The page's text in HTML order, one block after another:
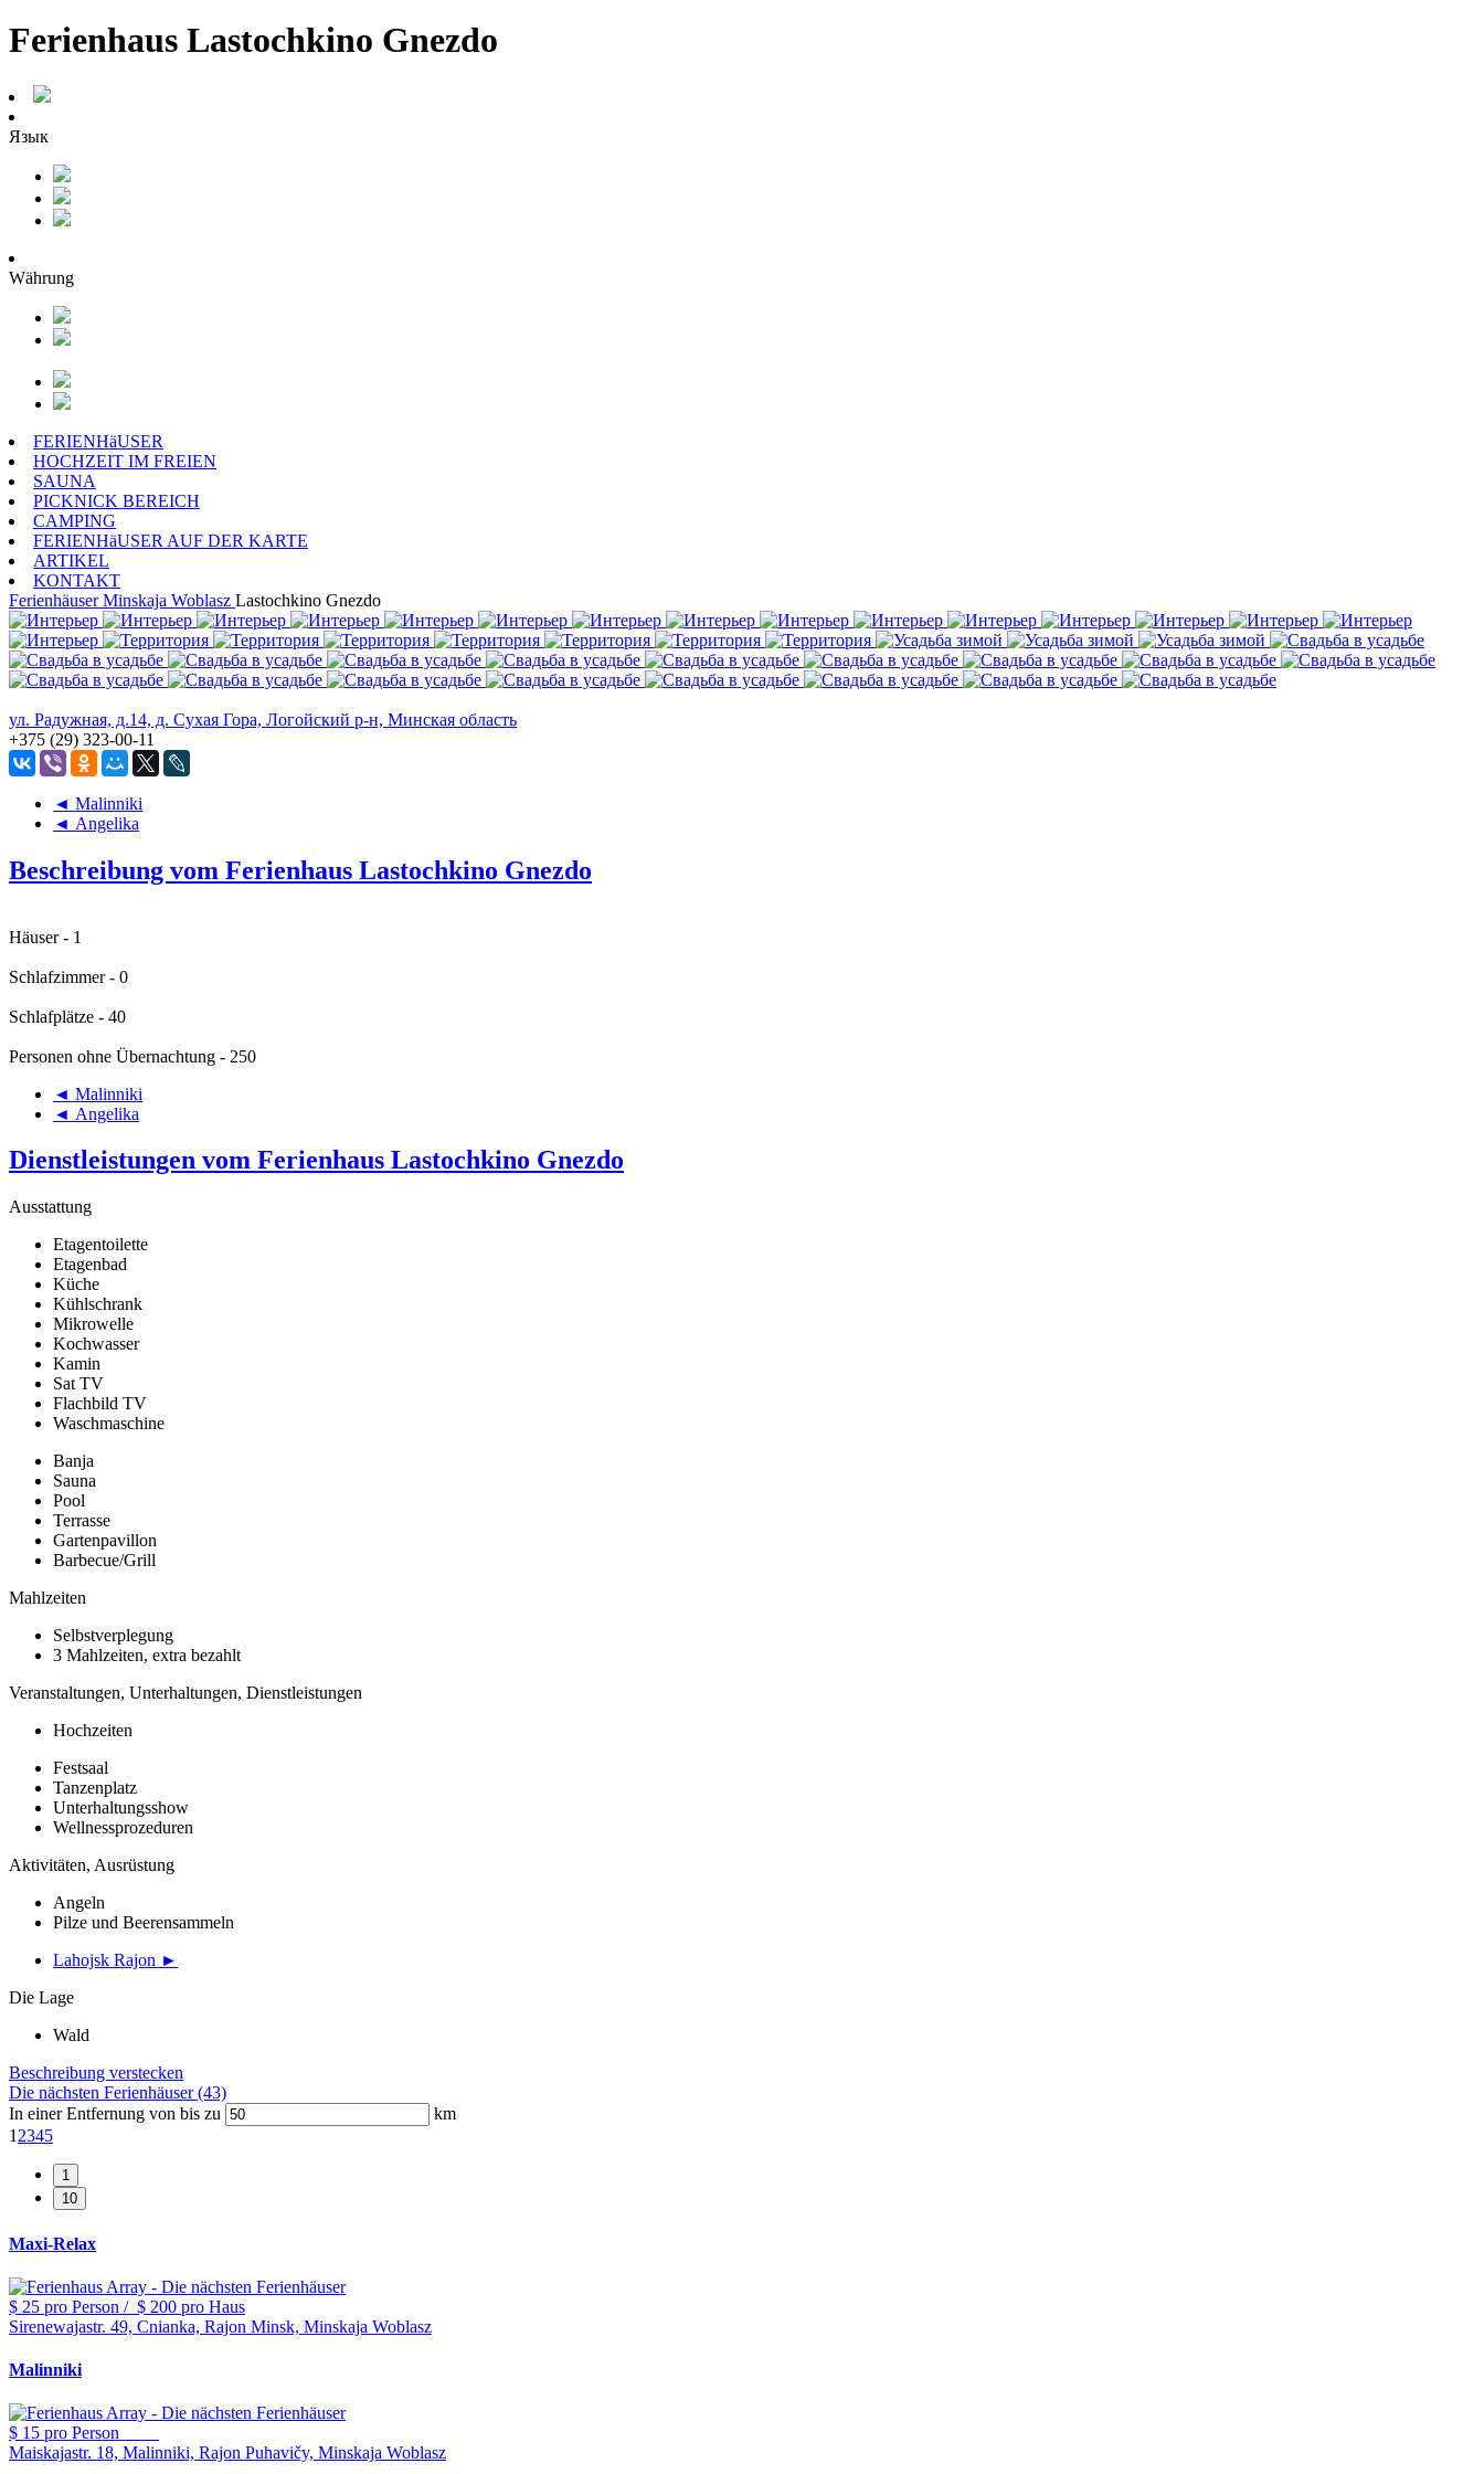
Ferienhaus Lastochkino Gnezdo
Язык
Währung
FERIENHäUSER
HOCHZEIT IM FREIEN
SAUNA
PICKNICK BEREICH
CAMPING
FERIENHäUSER AUF DER KARTE
ARTIKEL
KONTAKT
Ferienhäuser Minskaja Woblasz Lastochkino Gnezdo
ул. Радужная, д.14, д. Сухая Гора, Логойский р-н, Минская область
+375 (29) 323-00-11
◄ Malinniki
◄ Angelika
Beschreibung vom Ferienhaus Lastochkino Gnezdo
Häuser - 1
Schlafzimmer - 0
Schlafplätze - 40
Personen ohne Übernachtung - 250
◄ Malinniki
◄ Angelika
Dienstleistungen vom Ferienhaus Lastochkino Gnezdo
Ausstattung
Etagentoilette
Etagenbad
Küche
Kühlschrank
Mikrowelle
Kochwasser
Kamin
Sat TV
Flachbild TV
Waschmaschine
Banja
Sauna
Pool
Terrasse
Gartenpavillon
Barbecue/Grill
Mahlzeiten
Selbstverplegung
3 Mahlzeiten, extra bezahlt
Veranstaltungen, Unterhaltungen, Dienstleistungen
Hochzeiten
Festsaal
Tanzenplatz
Unterhaltungsshow
Wellnessprozeduren
Aktivitäten, Ausrüstung
Angeln
Pilze und Beerensammeln
Lahojsk Rajon ►
Die Lage
Wald
Beschreibung verstecken
Die nächsten Ferienhäuser (43)
In einer Entfernung von bis zu
km
1 2345
Maxi-Relax
$ 25 pro Person / $ 200 pro Haus
Sirenewajastr. 49, Cnianka, Rajon Minsk, Minskaja Woblasz
Malinniki
$ 15 pro Person
Maiskajastr. 18, Malinniki, Rajon Puhavičy, Minskaja Woblasz